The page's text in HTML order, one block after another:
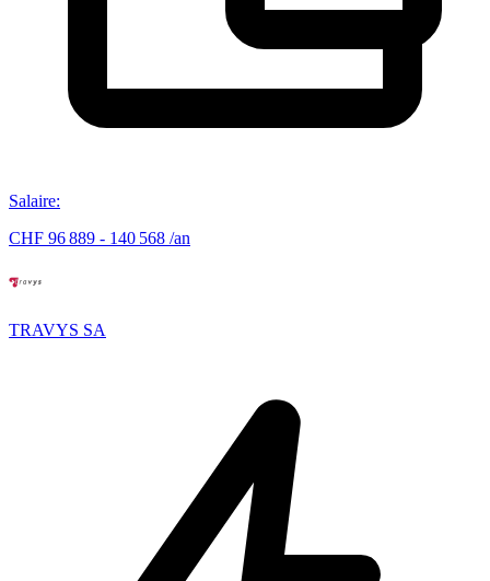
Salaire:
CHF 96 889 - 140 568 /an
TRAVYS SA